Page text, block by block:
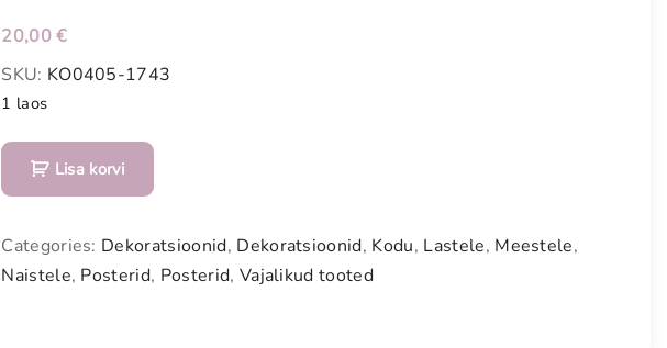
Meestele
Kodu
KOHVIK
20,00€
SKU: KO0405-1743
1 laos
P
t
e
Lisa korvi
Categories: Dekoratsioonid, Dekoratsioonid, Kodu, Lastele, Meestele,
Naistele, Posterid, Posterid, Vajalikud tooted